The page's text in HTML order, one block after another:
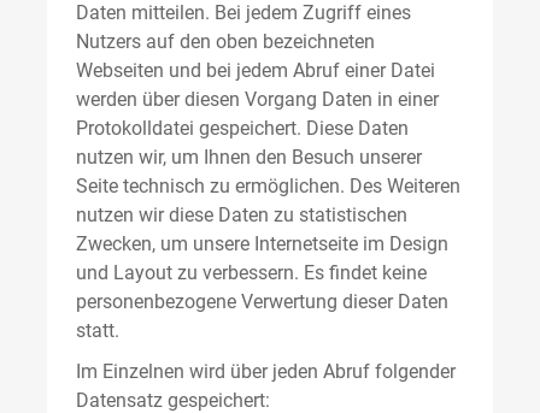
Daten mitteilen. Bei jedem Zugriff eines
Nutzers auf den oben bezeichneten
Webseiten und bei jedem Abruf einer Datei
werden über diesen Vorgang Daten in einer
Protokolldatei gespeichert. Diese Daten
nutzen wir, um Ihnen den Besuch unserer
Seite technisch zu ermöglichen. Des Weiteren
nutzen wir diese Daten zu statistischen
Zwecken, um unsere Internetseite im Design
und Layout zu verbessern. Es findet keine
personenbezogene Verwertung dieser Daten
statt.
Im Einzelnen wird über jeden Abruf folgender
Datensatz gespeichert: